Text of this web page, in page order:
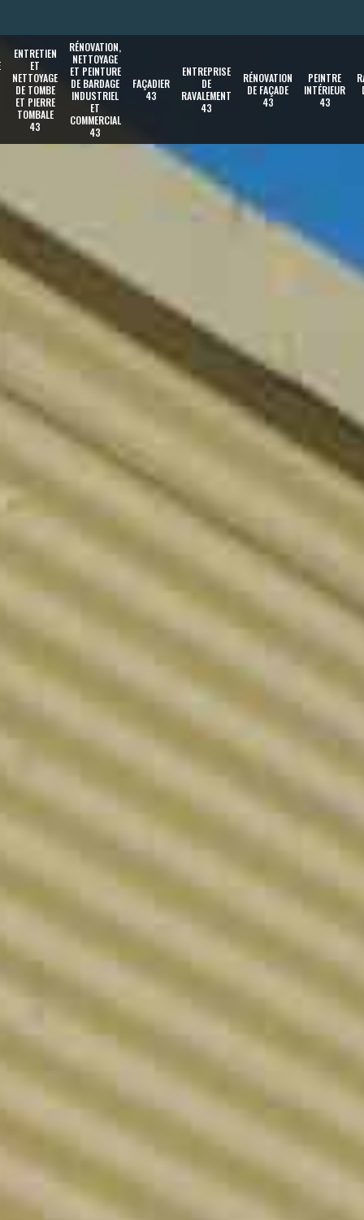
ENTRETIEN
ET
NETTOYAGE
DE TOMBE
ET PIERRE
TOMBALE
43
RÉNOVATION,
NETTOYAGE
ET PEINTURE
DE BARDAGE
INDUSTRIEL
ET
COMMERCIAL
43
FAÇADIER
43
ENTREPRISE
DE
RAVALEMENT
43
RÉNOVATION
DE FAÇADE
43
PEINTRE
INTÉRIEUR
43